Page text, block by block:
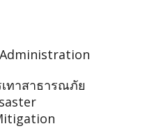
ทาสาธารณภัย